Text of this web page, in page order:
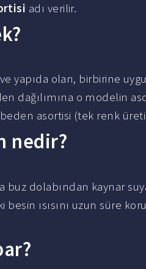
adı verilir.
yapıda olan, birbirine
dağılımına o modelin
asortisi (tek renk
nedir?
dolabından kaynar
ısısını uzun süre